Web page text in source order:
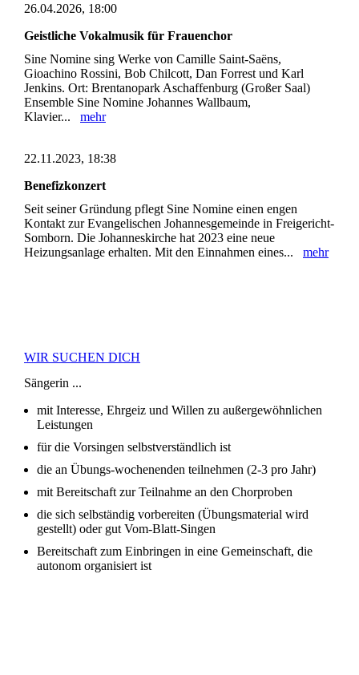
26.04.2026, 18:00
Geistliche Vokalmusik für Frauenchor
Sine Nomine sing Werke von Camille Saint-Saëns,
Gioachino Rossini, Bob Chilcott, Dan Forrest und Karl
Jenkins. Ort: Brentanopark Aschaffenburg (Großer Saal)
Ensemble Sine Nomine Johannes Wallbaum,
Klavier... mehr
22.11.2023, 18:38
Benefizkonzert
Seit seiner Gründung pflegt Sine Nomine einen engen
Kontakt zur Evangelischen Johannesgemeinde in Freigericht-
Somborn. Die Johanneskirche hat 2023 eine neue
Heizungsanlage erhalten. Mit den Einnahmen eines... mehr
WIR SUCHEN DICH
Sängerin ...
mit Interesse, Ehrgeiz und Willen zu außergewöhnlichen
Leistungen
für die Vorsingen selbstverständlich ist
die an Übungs-wochenenden teilnehmen (2-3 pro Jahr)
mit Bereitschaft zur Teilnahme an den Chorproben
die sich selbständig vorbereiten (Übungsmaterial wird
gestellt) oder gut Vom-Blatt-Singen
Bereitschaft zum Einbringen in eine Gemeinschaft, die
autonom organisiert ist